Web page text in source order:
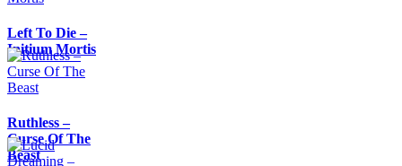
Left To Die –
Initium Mortis
Ruthless –
Curse Of The
Beast